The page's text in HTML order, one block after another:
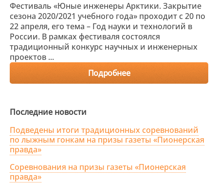
Фестиваль «Юные инженеры Арктики. Закрытие
сезона 2020/2021 учебного года» проходит с 20 по
22 апреля, его тема – Год науки и технологий в
России. В рамках фестиваля состоялся
традиционный конкурс научных и инженерных
проектов ...
Подробнее
Последние новости
Подведены итоги традиционных соревнований
по лыжным гонкам на призы газеты «Пионерская
правда»
Соревнования на призы газеты «Пионерская
правда»